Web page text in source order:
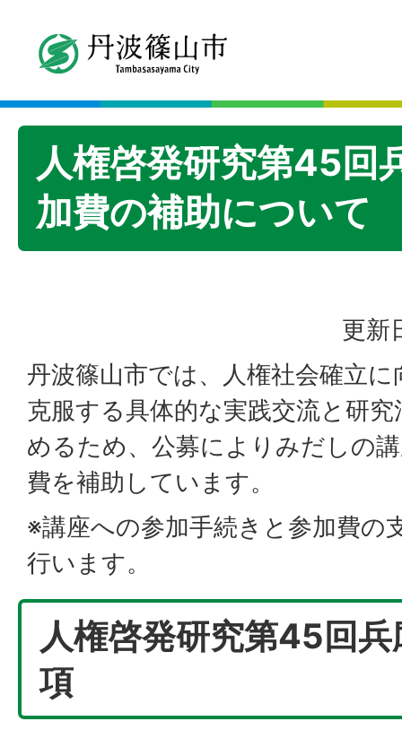
人権啓発研究第45回
加費の補助について
更新
丹波篠山市では、人権社会確立
克服する具体的な実践交流と研
めるため、公募によりみだしの
費を補助しています。
※講座への参加手続きと参加費の
行います。
人権啓発研究第45回
項